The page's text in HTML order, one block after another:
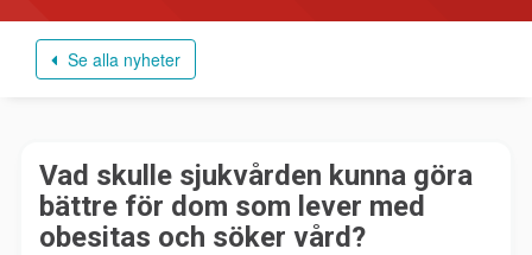
Se alla nyheter
Vad skulle sjukvården kunna göra
bättre för dom som lever med
obesitas och söker vård?